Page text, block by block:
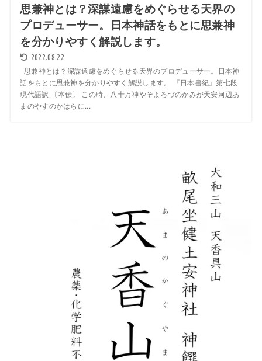
思兼神とは？深謀遠慮をめぐらせる天界の
プロデューサー。日本神話をもとに思兼神
を分かりやすく解説します。
2022.08.22
思兼神とは？深謀遠慮をめぐらせる天界のプロデューサー。日本神
話をもとに思兼神を分かりやすく解説します。 『日本書紀』第七段
現代語訳 〔本伝〕 この時、八十万神やそよろづのかみが天安河辺あ
まのやすのかはらに...